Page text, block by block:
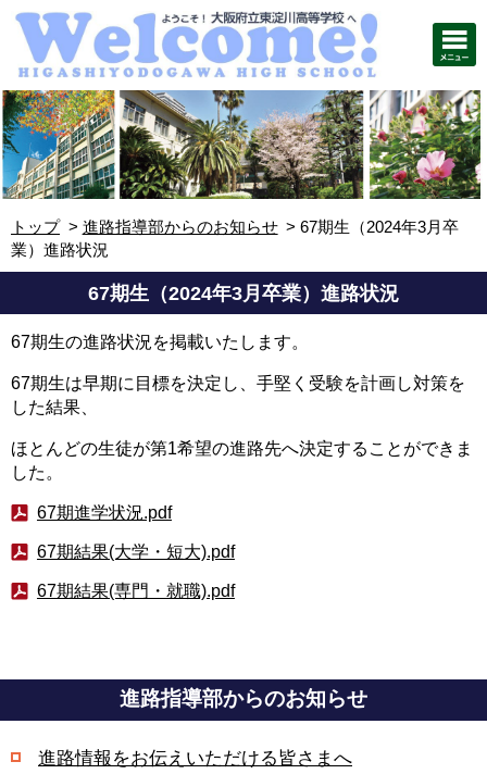
トップ 進路指導部からのお知らせ
67期生（2024年3月卒
業）進路状況
67期生（2024年3月卒業）進路状況
67期生の進路状況を掲載いたします。
67期生は早期に目標を決定し、手堅く受験を計画し対策を
した結果、
ほとんどの生徒が第1希望の進路先へ決定することができま
した。
67期進学状況.pdf
67期結果(大学・短大).pdf
67期結果(専門・就職).pdf
進路指導部からのお知らせ
進路情報をお伝えいただける皆さまへ